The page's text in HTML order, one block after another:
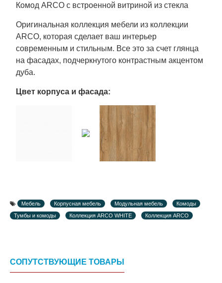
Комод ARCO с встроенной витриной из стекла
Оригинальная коллекция мебели из коллекции
ARCO, которая сделает ваш интерьер
современным и стильным. Все это за счет глянца
на фасадах, подчеркнутого контрастным акцентом
дуба.
Цвет корпуса и фасада:
Мебель Корпусная мебель Модульная мебель
Комоды
Тумбы и комоды
Коллекция ARCO WHITE Коллекция ARCO
СОПУТСТВУЮЩИЕ ТОВАРЫ